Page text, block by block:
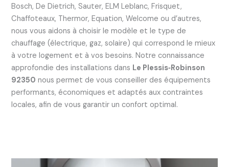
Bosch, De Dietrich, Sauter, ELM Leblanc, Frisquet,
Chaffoteaux, Thermor, Equation, Welcome ou d’autres,
nous vous aidons à choisir le modèle et le type de
chauffage (électrique, gaz, solaire) qui correspond le mieux
à votre logement et à vos besoins. Notre connaissance
approfondie des installations dans Le Plessis‑Robinson
92350 nous permet de vous conseiller des équipements
performants, économiques et adaptés aux contraintes
locales, afin de vous garantir un confort optimal.